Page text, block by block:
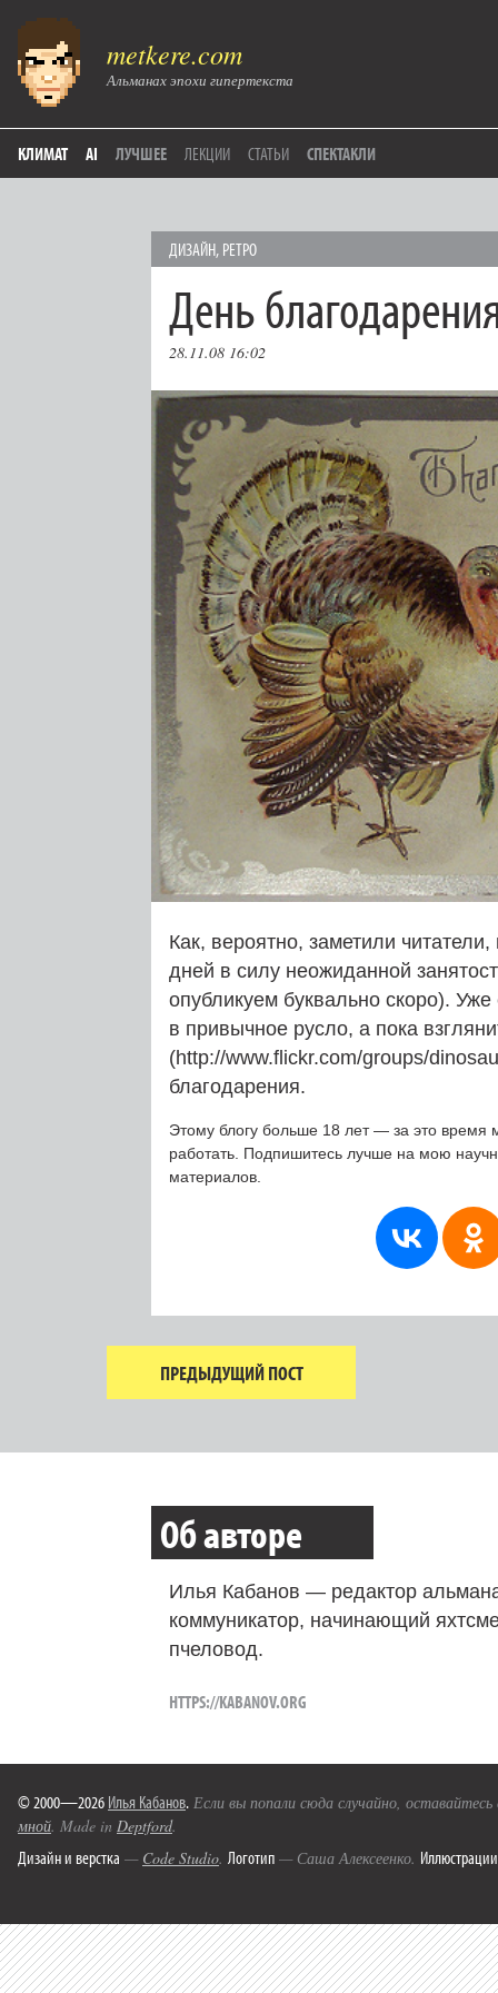
metkere.com
Альманах эпохи гипертекста
КЛИМАТ AI ЛУЧШЕЕ ЛЕКЦИИ СТАТЬИ СПЕКТАКЛИ
ДИЗАЙН, РЕТРО
День
28.11.08 16:02
Как, вероятно, заметили
дней в силу неожиданной
опубликуем буквально скоро).
в привычное русло, а пока
(http://www.flickr.com/groups/
благодарения.
Этому блогу больше 18 лет — за это время
работать. Подпишитесь лучше на мою
материалов.
ПРЕДЫДУЩИЙ ПОСТ
Об авторе
Илья Кабанов — редактор
коммуникатор, начинающий
пчеловод.
HTTPS://KABANOV.ORG
© 2000—2026 Илья Кабанов. Если вы попали сюда случайно,
мной. Made in Deptford.
Дизайн и верстка — Code Studio. Логотип — Саша Алексеенко. Иллюстрации